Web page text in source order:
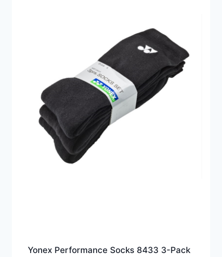
Yonex Performance Socks 8433 3-Pack